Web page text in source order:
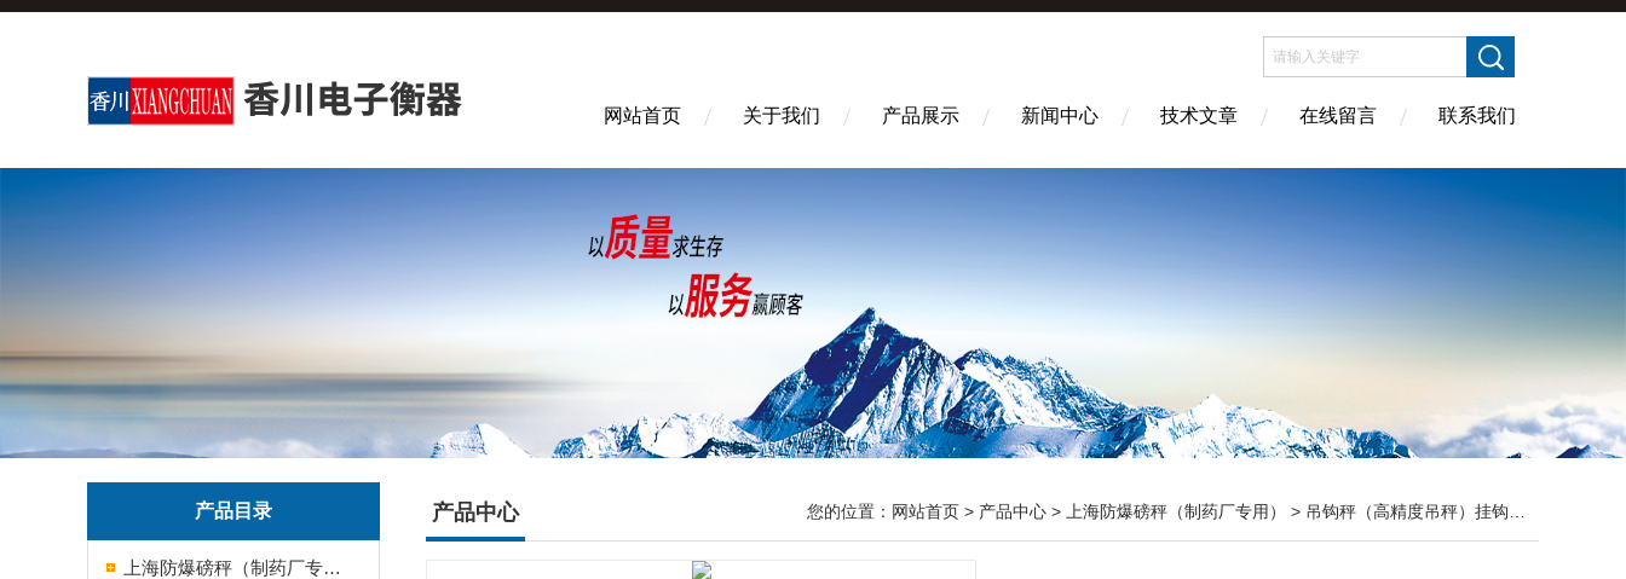
网站首页 关于我们 产品展示 新闻中心 技术文章 在线留言 联系我们
产品目录
上海防爆磅秤（制药厂专用）
产品中心 您的位置： 网站首页 > 产品中心 > 上海防爆磅秤（制药厂专用） > 吊钩秤（高精度吊秤）挂钩称